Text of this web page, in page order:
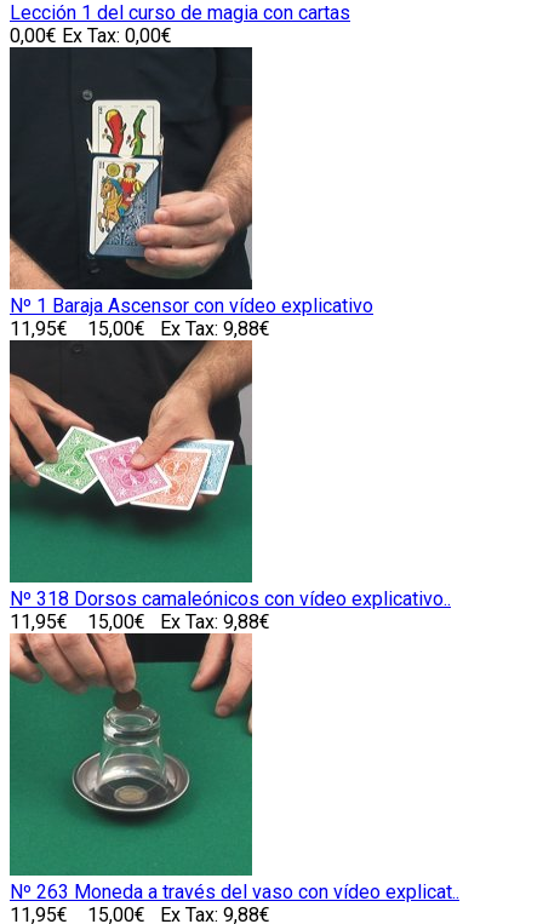
Lección 1 del curso de magia con cartas
0,00€ Ex Tax: 0,00€
Nº 1 Baraja Ascensor con vídeo explicativo
11,95€
15,00€ Ex Tax: 9,88€
Nº 318 Dorsos camaleónicos con vídeo explicativo..
11,95€
15,00€ Ex Tax: 9,88€
Nº 263 Moneda a través del vaso con vídeo explicat..
11,95€
15,00€ Ex Tax: 9,88€